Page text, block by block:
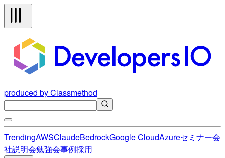
produced by Classmethod
TrendingAWSClaudeBedrockGoogle CloudAzureセミナー会
社説明会勉強会事例採用